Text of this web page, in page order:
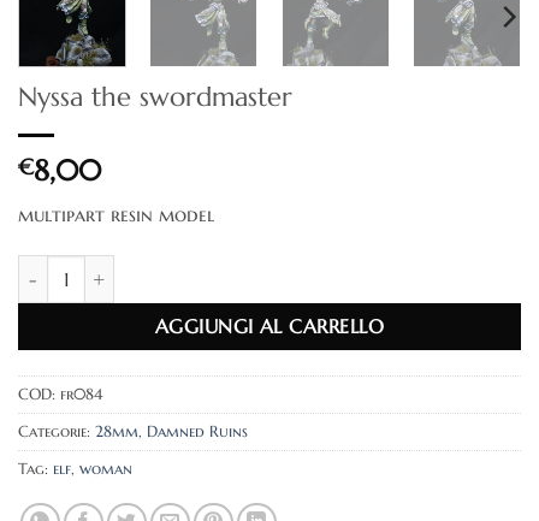
Nyssa the swordmaster
€8,00
multipart resin model
AGGIUNGI AL CARRELLO
COD: fr084
Categorie: 28mm, Damned Ruins
Tag: elf, woman